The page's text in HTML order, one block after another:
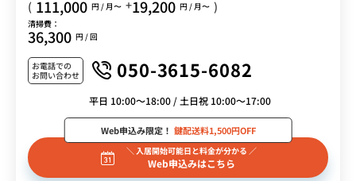
( 111,000 円 / 月〜 +19,200 円 / 月〜 )
清掃費：
36,300 円 / 回
お電話での
お問い合わせ
050-3615-6082
平日 10:00～18:00 / 土日祝 10:00～17:00
＼ 入居開始可能日と料金が分かる ／
Web申込みはこちら
Web申込み限定！ 鍵配送料1,500円OFF